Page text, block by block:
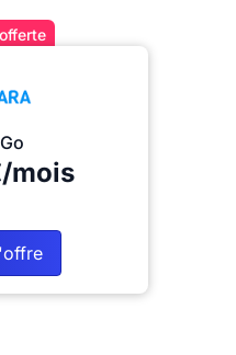
mois